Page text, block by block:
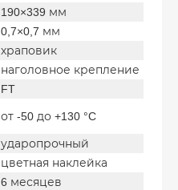
190×339 мм
0,7×0,7 мм
храповик
наголовное крепление
FT
от -50 до +130 °C
ударопрочный
цветная наклейка
6 месяцев